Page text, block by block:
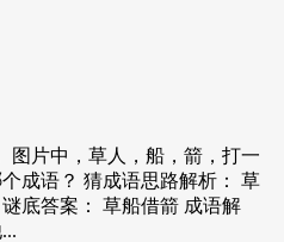
图片中，草人，船，箭，打一
成语？ 猜成语思路解析： 草
底答案： 草船借箭 成语解